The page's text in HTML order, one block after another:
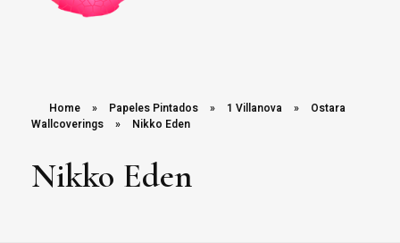
Home » Papeles Pintados » 1 Villanova »
Ostara
Wallcoverings
» Nikko Eden
Nikko Eden